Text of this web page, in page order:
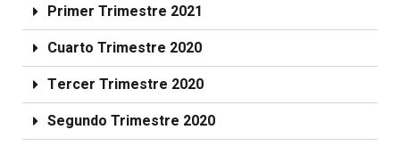
Primer Trimestre 2021
Cuarto Trimestre 2020
Tercer Trimestre 2020
Segundo Trimestre 2020